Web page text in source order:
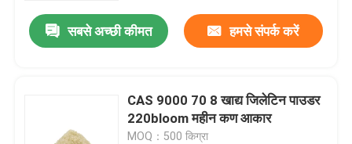
सबसे अच्छी कीमत हमसे संपर्क करें
CAS 9000 70 8 खाद्य जिलेटिन पाउडर
220bloom महीन कण आकार
MOQ：500 किग्रा